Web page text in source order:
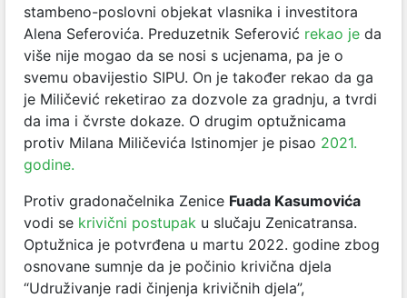
stambeno-poslovni objekat vlasnika i investitora
Alena Seferovića. Preduzetnik Seferović rekao je da
više nije mogao da se nosi s ucjenama, pa je o
svemu obavijestio SIPU. On je također rekao da ga
je Miličević reketirao za dozvole za gradnju, a tvrdi
da ima i čvrste dokaze. O drugim optužnicama
protiv Milana Miličevića Istinomjer je pisao 2021.
godine.
Protiv gradonačelnika Zenice Fuada Kasumovića
vodi se krivični postupak u slučaju Zenicatransa.
Optužnica je potvrđena u martu 2022. godine zbog
osnovane sumnje da je počinio krivična djela
“Udruživanje radi činjenja krivičnih djela”,